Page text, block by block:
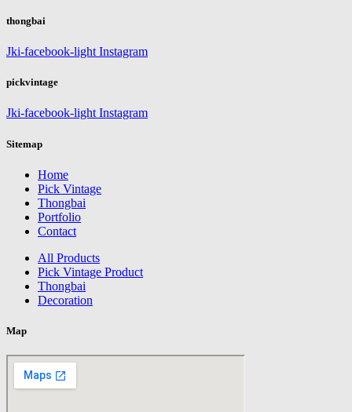
thongbai
Jki-facebook-light Instagram
pickvintage
Jki-facebook-light Instagram
Sitemap
Home
Pick Vintage
Thongbai
Portfolio
Contact
All Products
Pick Vintage Product
Thongbai
Decoration
Map